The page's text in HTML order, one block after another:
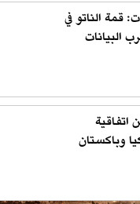
قمة الناتو في
البيانات
اتفاقية
وباكستان